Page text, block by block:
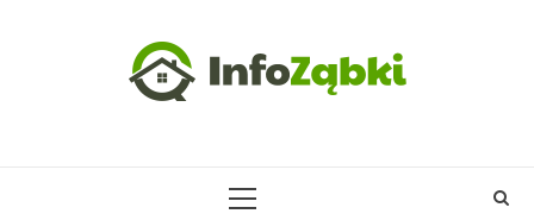
PRIMARY